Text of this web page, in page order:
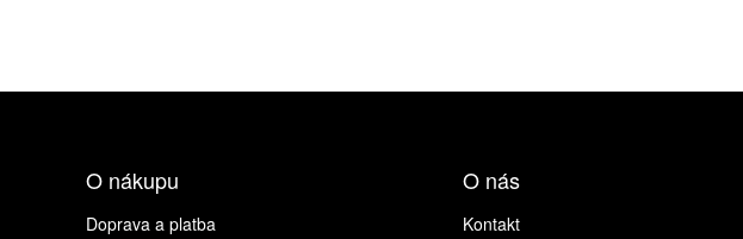
O nákupu
Doprava a platba
O nás
Kontakt